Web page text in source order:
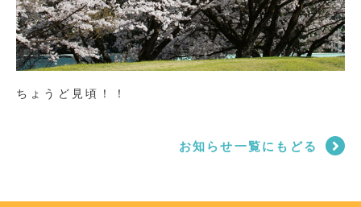
ちょうど見頃！！
お知らせ一覧にもどる